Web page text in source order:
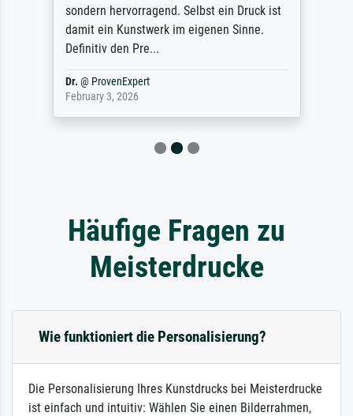
sondern hervorragend. Selbst ein Druck ist
damit ein Kunstwerk im eigenen Sinne.
Definitiv den Pre...
Dr. @ ProvenExpert
February 3, 2026
Häufige Fragen zu
Meisterdrucke
Wie funktioniert die Personalisierung?
Die Personalisierung Ihres Kunstdrucks bei Meisterdrucke
ist einfach und intuitiv: Wählen Sie einen Bilderrahmen,